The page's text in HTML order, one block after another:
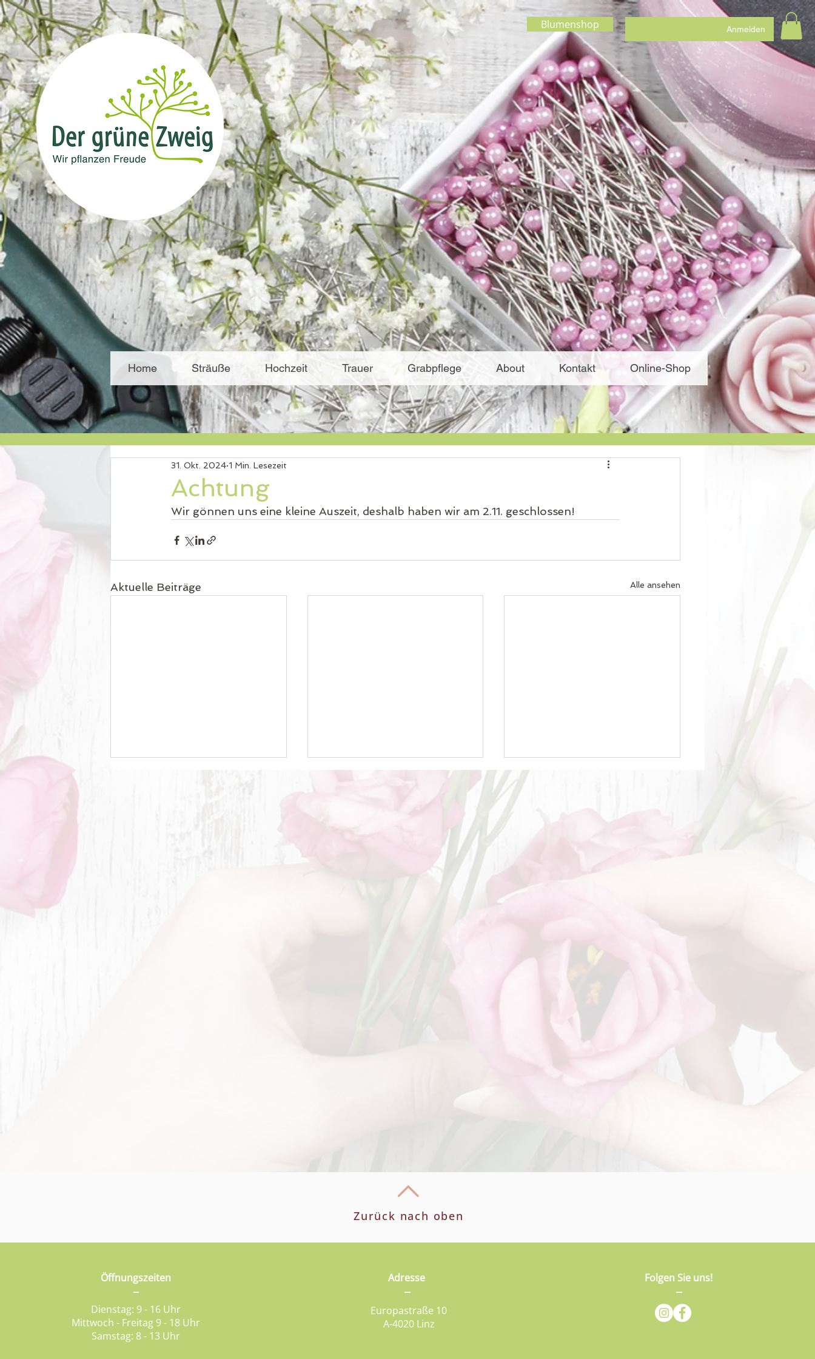
Blumenshop Anmelden
Home Sträuße Hochzeit Trauer Grabpflege About Kontakt Online-Shop
Achtung
31. Okt. 2024 1 Min. Lesezeit
Wir gönnen uns eine kleine Auszeit, deshalb haben wir am 2.11. geschlossen!
Aktuelle Beiträge Alle ansehen
Wir sind von Freitag 12.6. bis
Urlaub. Die Grabbetreuung
findet in diesem Zeitraum
natürlich weiterhin statt.
Danke Mama ❤️
°-15°° und am Sonntag von 8°
Zurück nach oben
Öffnungszeiten
Dienstag: 9 - 16 Uhr
Mittwoch - Freitag 9 - 18 Uhr
Samstag: 8 - 13 Uhr
Adresse
Europastraße 10
A-4020 Linz
Folgen Sie uns!